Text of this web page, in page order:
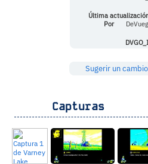
Última
Por
Sugerir un
Capturas